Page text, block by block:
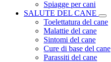
Spiagge per cani
SALUTE DEL CANE
Toelettatura del cane
Malattie del cane
Sintomi del cane
Cure di base del cane
Parassiti del cane